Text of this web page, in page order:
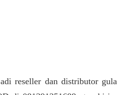
reseller dan distributor gula